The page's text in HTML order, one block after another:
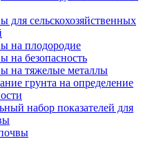
для сельскохозяйственных
на плодородие
на безопасность
на тяжелые металлы
грунта на определение
набор показателей для